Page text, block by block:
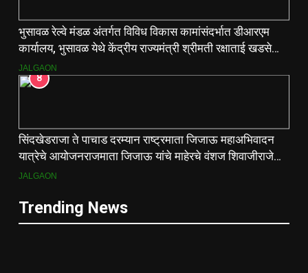
भुसावळ रेल्वे मंडळ अंतर्गत विविध विकास कामांसंदर्भात डीआरएम
कार्यालय, भुसावळ येथे केंद्रीय राज्यमंत्री श्रीमती रक्षाताई खडसे
यांनी आढावा बैठक घेतली…
JALGAON
8
सिंदखेडराजा ते पाचाड दरम्यान राष्ट्रमाता जिजाऊ महाअभिवादन
यात्रेचे आयोजनराजमाता जिजाऊ यांचे माहेरचे वंशज शिवाजीराजे
जाधव यांच्या मार्गदर्शनाखाली ऐतिहासिक यात्रा
JALGAON
Trending News